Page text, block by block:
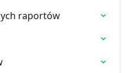
raportów